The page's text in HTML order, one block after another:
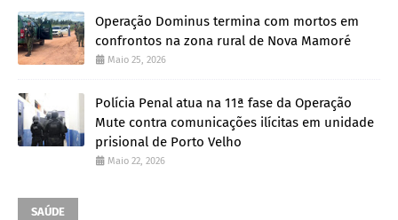
Operação Dominus termina com mortos em
confrontos na zona rural de Nova Mamoré
Maio 25, 2026
Polícia Penal atua na 11ª fase da Operação
Mute contra comunicações ilícitas em unidade
prisional de Porto Velho
Maio 22, 2026
SAÚDE